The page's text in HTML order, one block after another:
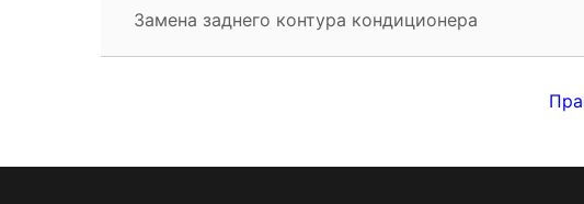
Замена заднего контура кондиционера